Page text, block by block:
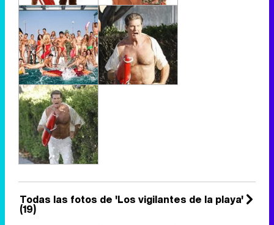
Todas las fotos de 'Los vigilantes de la playa'
(19)